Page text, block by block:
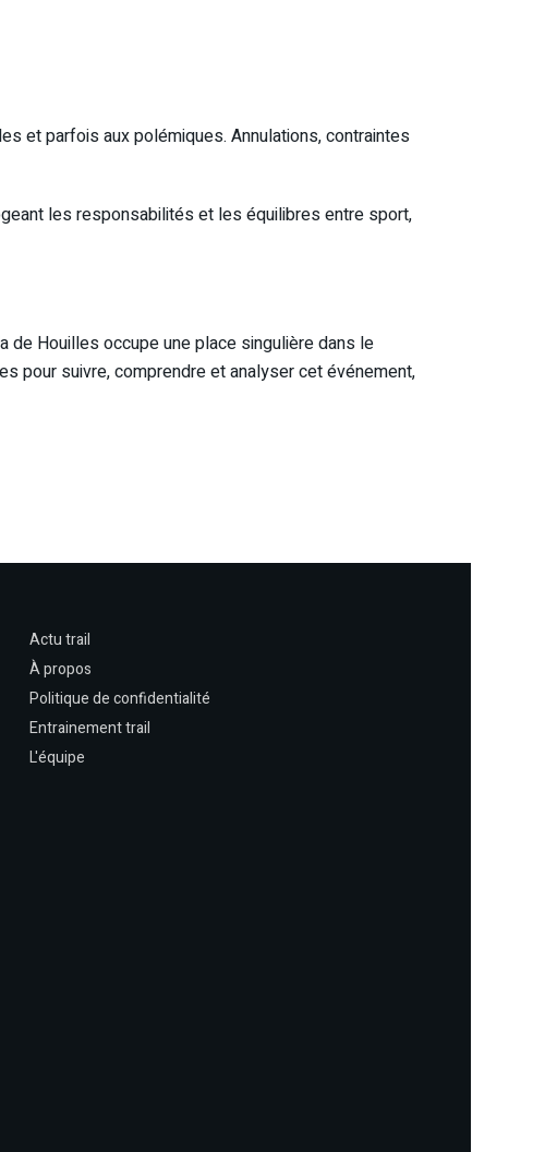
et parfois aux polémiques. Annulations, contraintes
les responsabilités et les équilibres entre sport,
de Houilles occupe une place singulière dans le
pour suivre, comprendre et analyser cet événement,
Actu trail
À propos
Politique de confidentialité
Entrainement trail
L'équipe